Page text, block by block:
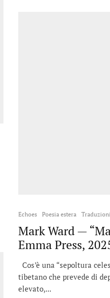
Echoes Poesia estera Traduzioni
Mark Ward —
Emma Press,
Cos’è una “sepoltura
tibetano che prevede di
elevato,...